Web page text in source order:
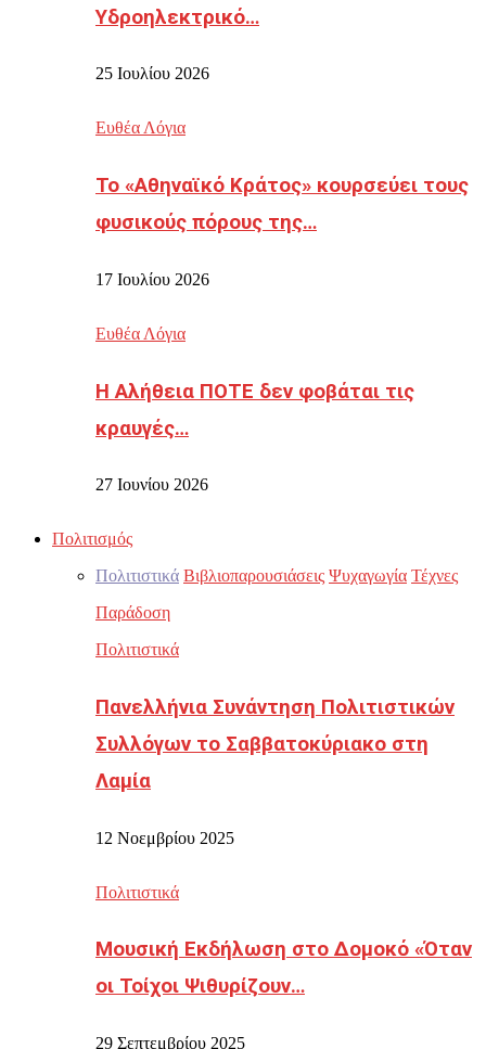
Υδροηλεκτρικό…
25 Ιουλίου 2026
Ευθέα Λόγια
Το «Αθηναϊκό Κράτος» κουρσεύει τους
φυσικούς πόρους της…
17 Ιουλίου 2026
Ευθέα Λόγια
Η Αλήθεια ΠΟΤΕ δεν φοβάται τις
κραυγές…
27 Ιουνίου 2026
Πολιτισμός
Πολιτιστικά Βιβλιοπαρουσιάσεις Ψυχαγωγία Τέχνες
Παράδοση
Πολιτιστικά
Πανελλήνια Συνάντηση Πολιτιστικών
Συλλόγων το Σαββατοκύριακο στη
Λαμία
12 Νοεμβρίου 2025
Πολιτιστικά
Μουσική Εκδήλωση στο Δομοκό «Όταν
οι Τοίχοι Ψιθυρίζουν…
29 Σεπτεμβρίου 2025